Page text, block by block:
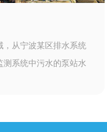
，从宁波某区排水系统
测系统中污水的泵站水